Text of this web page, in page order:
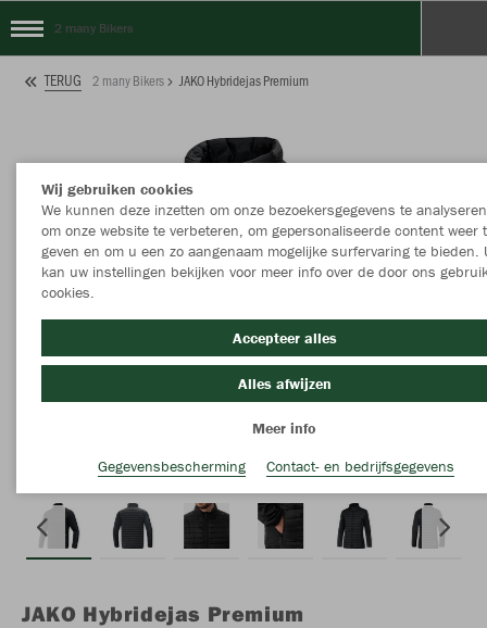
2 many Bikers
TERUG 2 many Bikers JAKO Hybridejas Premium
JAKO Hybridejas Premium
Wij gebruiken cookies
We kunnen deze inzetten om onze bezoekersgegevens te
om onze website te verbeteren, om gepersonaliseerde content weer
geven en om u een zo aangenaam mogelijke surfervaring te bieden.
kan uw instellingen bekijken voor meer info over de door ons
cookies.
Accepteer alles
Alles afwijzen
Meer info
Gegevensbescherming
Contact- en bedrijfsgegevens